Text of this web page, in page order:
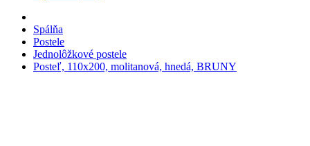
Spálňa
Postele
Jednolôžkové postele
Posteľ, 110x200, molitanová, hnedá, BRUNY